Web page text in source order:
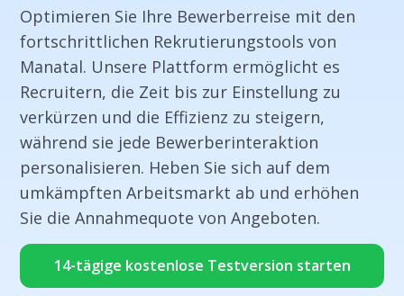
Optimieren Sie Ihre Bewerberreise mit den
fortschrittlichen Rekrutierungstools von
Manatal. Unsere Plattform ermöglicht es
Recruitern, die Zeit bis zur Einstellung zu
verkürzen und die Effizienz zu steigern,
während sie jede Bewerberinteraktion
personalisieren. Heben Sie sich auf dem
umkämpften Arbeitsmarkt ab und erhöhen
Sie die Annahmequote von Angeboten.
14-tägige kostenlose Testversion starten